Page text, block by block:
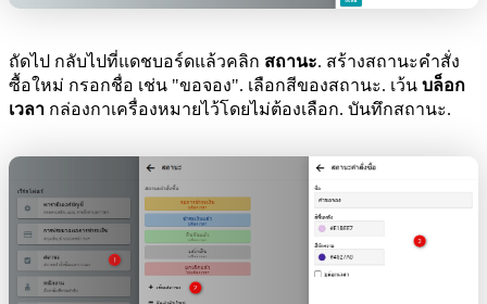
ถัดไป กลับไปที่แดชบอร์ดแล้วคลิก สถานะ. สร้างสถานะคำสั่ง
ซื้อใหม่ กรอกชื่อ เช่น "ขอจอง". เลือกสีของสถานะ. เว้น บล็อก
เวลา กล่องกาเครื่องหมายไว้โดยไม่ต้องเลือก. บันทึกสถานะ.